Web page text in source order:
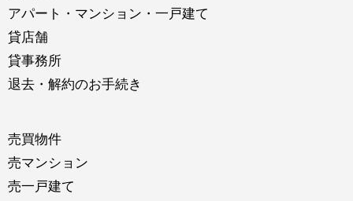
アパート・マンション・一戸建て
貸店舗
貸事務所
退去・解約のお手続き
売買物件
売マンション
売一戸建て